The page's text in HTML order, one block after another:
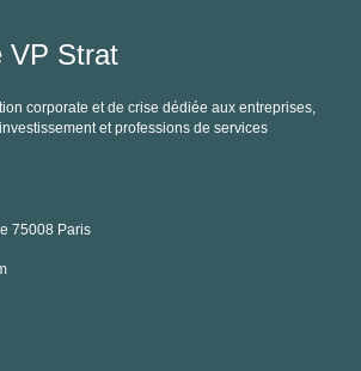
VP Strat
corporate et de crise dédiée aux entreprises,
et professions de services
75008 Paris